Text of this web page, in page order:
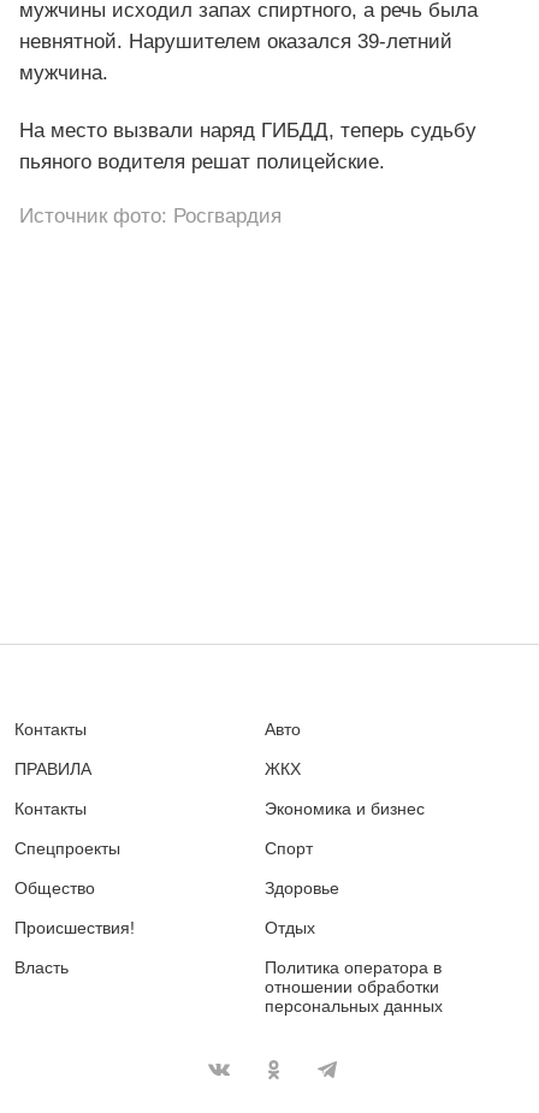
мужчины исходил запах спиртного, а речь была
невнятной. Нарушителем оказался 39-летний
мужчина.
На место вызвали наряд ГИБДД, теперь судьбу
пьяного водителя решат полицейские.
Источник фото: Росгвардия
Контакты
ПРАВИЛА
Контакты
Спецпроекты
Общество
Происшествия!
Власть
Авто
ЖКХ
Экономика и бизнес
Спорт
Здоровье
Отдых
Политика оператора в
отношении обработки
персональных данных